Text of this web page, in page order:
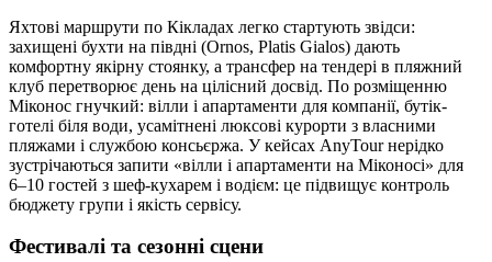
Яхтові маршрути по Кікладах легко стартують звідси:
захищені бухти на півдні (Ornos, Platis Gialos) дають
комфортну якірну стоянку, а трансфер на тендері в пляжний
клуб перетворює день на цілісний досвід. По розміщенню
Міконос гнучкий: вілли і апартаменти для компанії, бутік-
готелі біля води, усамітнені люксові курорти з власними
пляжами і службою консьєржа. У кейсах AnyTour нерідко
зустрічаються запити «вілли і апартаменти на Міконосі» для
6–10 гостей з шеф-кухарем і водієм: це підвищує контроль
бюджету групи і якість сервісу.
Фестивалі та сезонні сцени